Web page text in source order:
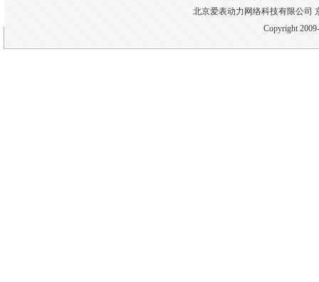
北京爱表动力网络科技有限公司
Copyright